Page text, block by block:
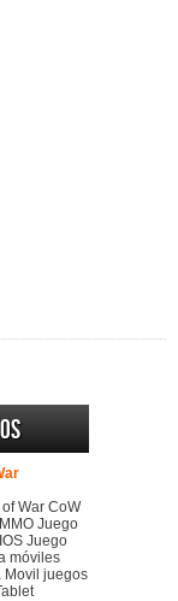
War CoW
Juego
Juego
móviles
Movil juegos